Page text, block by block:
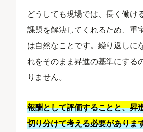
どうしても現場では、長く働け
課題を解決してくれるため、重
は自然なことです。繰り返しに
れをそのまま昇進の基準にする
りません。
報酬として評価することと、昇
切り分けて考える必要がありま